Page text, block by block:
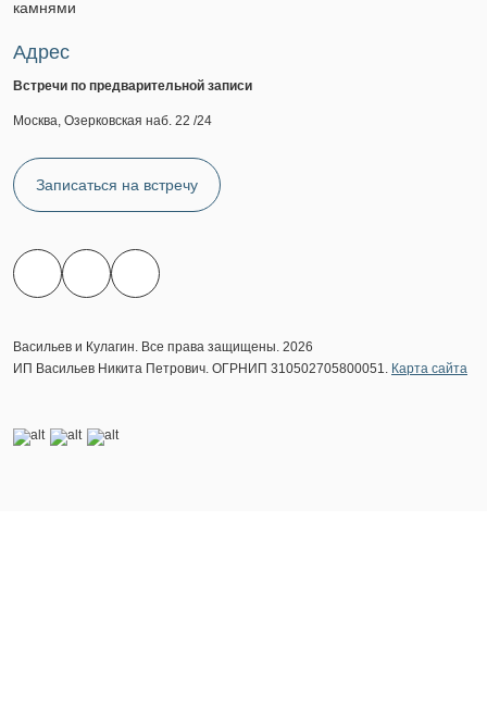
камнями
Адрес
Встречи по предварительной записи
Москва, Озерковская наб. 22 /24
Записаться на встречу
Васильев и Кулагин. Все права защищены. 2026
ИП Васильев Никита Петрович. ОГРНИП 310502705800051. Карта сайта